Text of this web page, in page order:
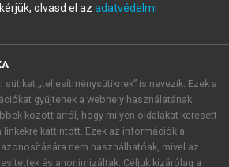
próbaidőszakautomatikusan
FIÓKKAL
olvasd el az adatvédelmi
sütiket „teljesítménysütiknek” is nevezik. Ezek a
gyűjtenek a webhely használatának
között arról, hogy milyen oldalakat keresett
linkekre kattintott. Ezek az információk a
nem használhatóak, mivel az
és anonimizáltak. Céljuk kizárólag a